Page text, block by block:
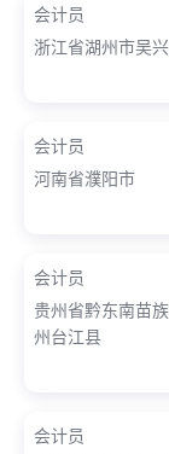
会计员
浙江省湖州市吴
会计员
河南省濮阳市
会计员
贵州省黔东南苗
州台江县
会计员